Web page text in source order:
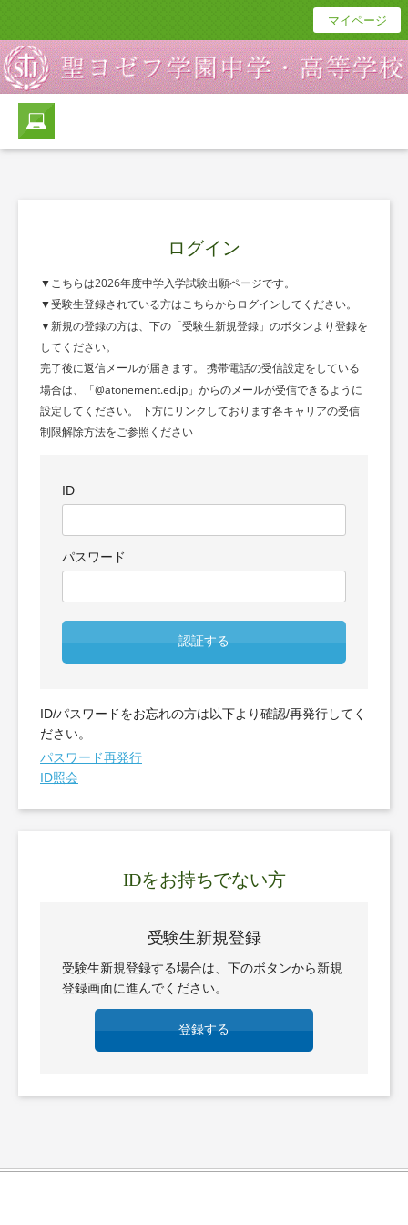
マイページ
ログイン
▼こちらは2026年度中学入学試験出願ページです。
▼受験生登録されている方はこちらからログインしてください。
▼新規の登録の方は、下の「受験生新規登録」のボタンより登録を
してください。
完了後に返信メールが届きます。 携帯電話の受信設定をしている
場合は、「@atonement.ed.jp」からのメールが受信できるように
設定してください。 下方にリンクしております各キャリアの受信
制限解除方法をご参照ください
ID
パスワード
認証する
ID/パスワードをお忘れの方は以下より確認/再発行してく
ださい。
パスワード再発行
ID照会
IDをお持ちでない方
受験生新規登録
受験生新規登録する場合は、下のボタンから新規
登録画面に進んでください。
登録する